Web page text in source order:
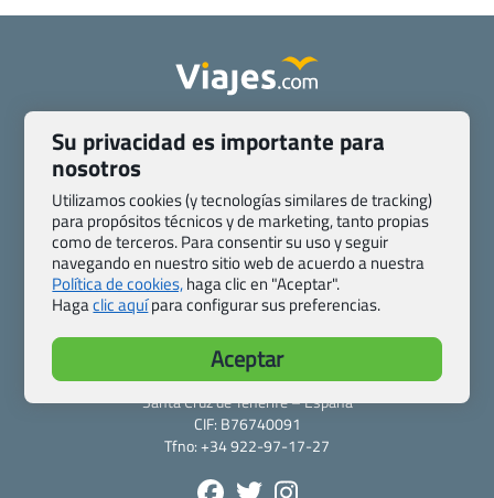
Quienes somos
Pasaporte, Visado, Salud y otras disposiciones específicas
Blog de Viajes.com
Preguntas frecuentes
Condiciones generales
Política de privacidad y cookies
Transparencia
Todas las páginas – sitemap
Viajes.com
Last Minute Express S.L.U.
c/ Drago, CC HLS, Local 13
38660 Miraverde – Adeje
Santa Cruz de Tenerife – España
CIF: B76740091
Tfno: +34 922-97-17-27
Su privacidad es importante para
nosotros
Utilizamos cookies (y tecnologías similares de tracking)
para propósitos técnicos y de marketing, tanto propias
como de terceros. Para consentir su uso y seguir
navegando en nuestro sitio web de acuerdo a nuestra
Política de cookies,haga clic en "Aceptar".
Hagaclic aquípara configurar sus preferencias.
Aceptar